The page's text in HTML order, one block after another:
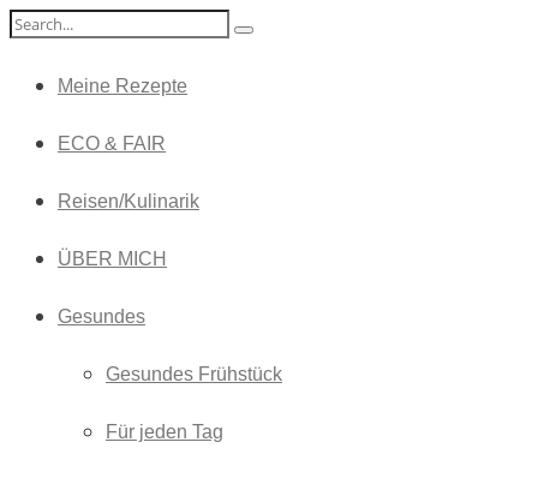
Meine Rezepte
ECO & FAIR
Reisen/Kulinarik
ÜBER MICH
Gesundes
Gesundes Frühstück
Für jeden Tag